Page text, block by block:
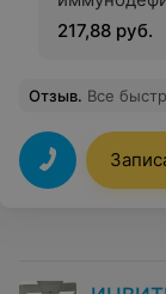
217,88 руб.
Отзыв. Все